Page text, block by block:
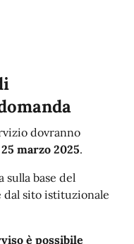
dovranno
marzo 2025.
sulla base del
dal sito istituzionale
è possibile